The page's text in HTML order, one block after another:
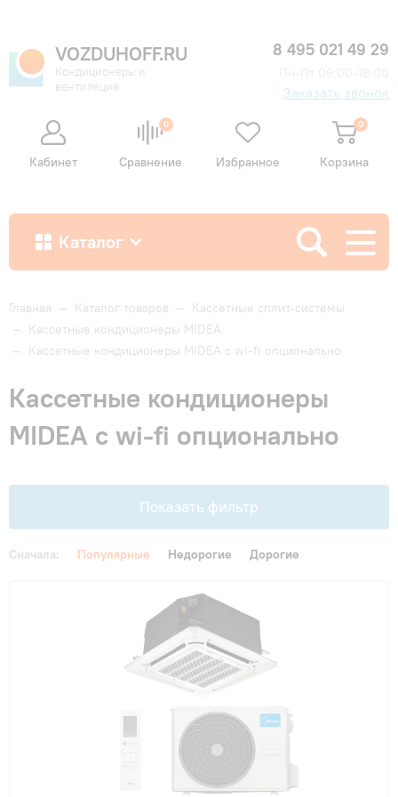
VOZDUHOFF.RU
Кондиционеры и
вентиляция
8 495 021 49 29
Заказать звонок
Кабинет
0
Сравнение Избранное
0
Корзина
Каталог
Как купить
Доставка и оплата
Гарантия и сервис
Контакты
Главная — Каталог товаров — Кассетные сплит-системы
— Кассетные кондиционеры MIDEA
— Кассетные кондиционеры MIDEA с wi-fi опционально
Кассетные кондиционеры
MIDEA с wi-fi опционально
Показать фильтр
Инверторные
Сначала: Популярные Недорогие Дорогие